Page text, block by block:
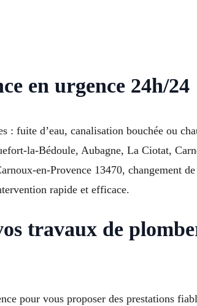
en urgence 24h/24
fuite d’eau, canalisation bouchée ou
la-Bédoule, Aubagne, La Ciotat,
en-Provence 13470, changement
rapide et efficace.
travaux de
pour vous proposer des prestations